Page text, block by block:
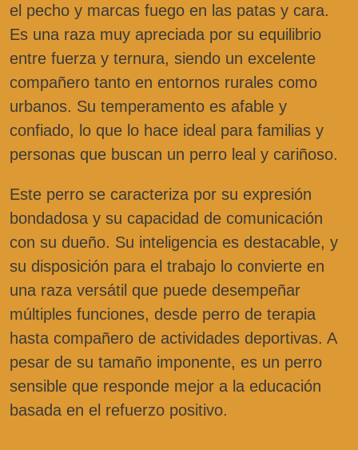
el pecho y marcas fuego en las patas y cara.
Es una raza muy apreciada por su equilibrio
entre fuerza y ternura, siendo un excelente
compañero tanto en entornos rurales como
urbanos. Su temperamento es afable y
confiado, lo que lo hace ideal para familias y
personas que buscan un perro leal y cariñoso.
Este perro se caracteriza por su expresión
bondadosa y su capacidad de comunicación
con su dueño. Su inteligencia es destacable, y
su disposición para el trabajo lo convierte en
una raza versátil que puede desempeñar
múltiples funciones, desde perro de terapia
hasta compañero de actividades deportivas. A
pesar de su tamaño imponente, es un perro
sensible que responde mejor a la educación
basada en el refuerzo positivo.